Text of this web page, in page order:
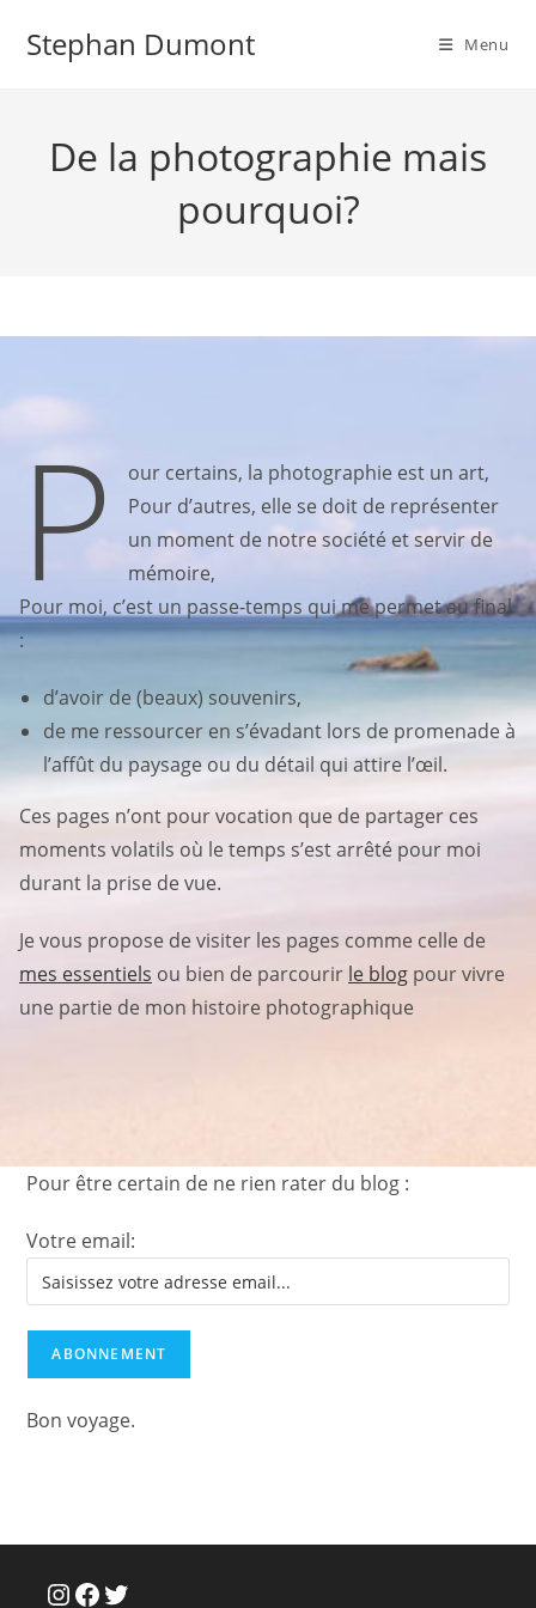
Stephan Dumont Menu
De la photographie mais
pourquoi?
P
our certains, la photographie est un art,
Pour d’autres, elle se doit de représenter
un moment de notre société et servir de
mémoire,
Pour moi, c’est un passe-temps qui me permet au final
:
d’avoir de (beaux) souvenirs,
de me ressourcer en s’évadant lors de promenade à
l’affût du paysage ou du détail qui attire l’œil.
Ces pages n’ont pour vocation que de partager ces
moments volatils où le temps s’est arrêté pour moi
durant la prise de vue.
Je vous propose de visiter les pages comme celle de
mes essentiels ou bien de parcourir le blog pour vivre
une partie de mon histoire photographique
Pour être certain de ne rien rater du blog :
Votre email:
Bon voyage.
Instagram
Facebook
Twitter